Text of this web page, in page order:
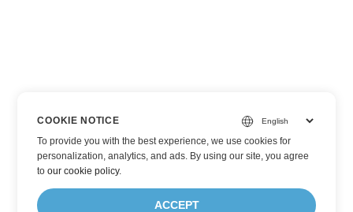
COOKIE NOTICE
To provide you with the best experience, we use cookies for
personalization, analytics, and ads. By using our site, you agree
toour cookie policy.
ACCEPT